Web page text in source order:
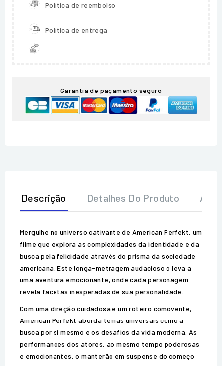
Política de reembolso
Política de entrega
Garantia de pagamento seguro
Descrição Detalhes Do Produto
Mergulhe no universo cativante de American Perfekt, um
filme que explora as complexidades da identidade e da
busca pela felicidade através do prisma da sociedade
americana. Este longa-metragem audacioso o leva a
uma aventura emocionante, onde cada personagem
revela facetas inesperadas de sua personalidade.
Com uma direção cuidadosa e um roteiro comovente,
American Perfekt aborda temas universais como a
busca por si mesmo e os desafios da vida moderna. As
performances dos atores, ao mesmo tempo poderosas
e emocionantes, o manterão em suspense do começo